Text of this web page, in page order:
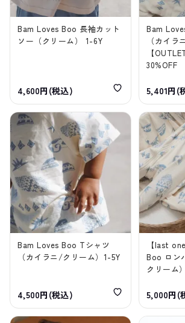
Bam Loves Boo 長袖カット
ソー（クリーム） 1-6Y
4,600円(税込)
Bam
（カイラ
【
30%OFF
5,401円(
Bam Loves Boo Tシャツ
（カイラニ/クリーム）1-5Y
4,500円(税込)
【last
Boo ロン
クリーム
5,000円(